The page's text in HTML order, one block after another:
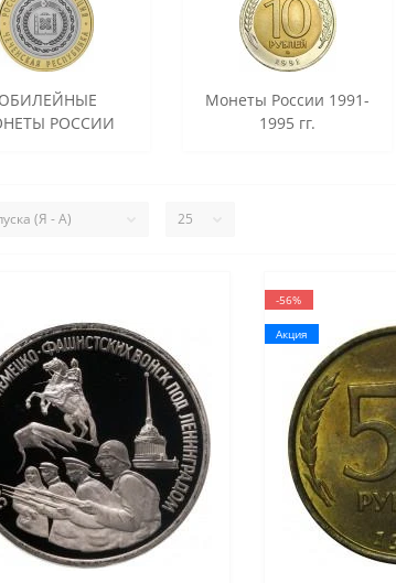
РОССИИ
Монеты России 1991-
1995 гг.
-56%
Акция